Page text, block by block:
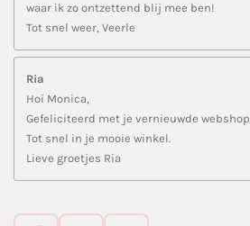
waar ik zo ontzettend blij mee ben!
Tot snel weer, Veerle
Ria
Hoi Monica,
Gefeliciteerd met je vernieuwde
Tot snel in je mooie winkel.
Lieve groetjes Ria